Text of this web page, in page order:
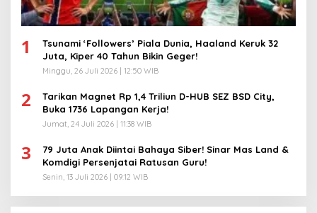
1
Tsunami ‘Followers’ Piala Dunia, Haaland Keruk 32
Juta, Kiper 40 Tahun Bikin Geger!
Minggu, 26 Juli 2026 | 12:50 WIB
2
Tarikan Magnet Rp 1,4 Triliun D-HUB SEZ BSD City,
Buka 1736 Lapangan Kerja!
Jumat, 24 Juli 2026 | 11:38 WIB
3
79 Juta Anak Diintai Bahaya Siber! Sinar Mas Land &
Komdigi Persenjatai Ratusan Guru!
Senin, 13 Juli 2026 | 09:12 WIB